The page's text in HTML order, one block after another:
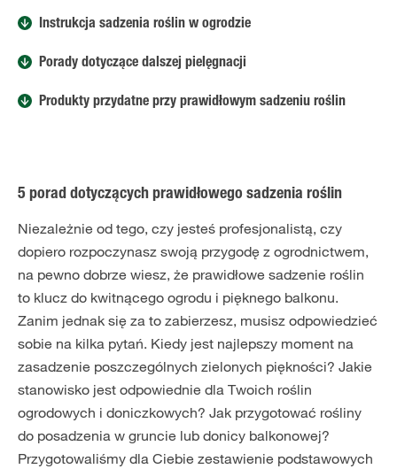
Instrukcja sadzenia roślin w ogrodzie
Porady dotyczące dalszej pielęgnacji
Produkty przydatne przy prawidłowym sadzeniu roślin
5 porad dotyczących prawidłowego sadzenia roślin
Niezależnie od tego, czy jesteś profesjonalistą, czy
dopiero rozpoczynasz swoją przygodę z ogrodnictwem,
na pewno dobrze wiesz, że prawidłowe sadzenie roślin
to klucz do kwitnącego ogrodu i pięknego balkonu.
Zanim jednak się za to zabierzesz, musisz odpowiedzieć
sobie na kilka pytań. Kiedy jest najlepszy moment na
zasadzenie poszczególnych zielonych piękności? Jakie
stanowisko jest odpowiednie dla Twoich roślin
ogrodowych i doniczkowych? Jak przygotować rośliny
do posadzenia w gruncie lub donicy balkonowej?
Przygotowaliśmy dla Ciebie zestawienie podstawowych